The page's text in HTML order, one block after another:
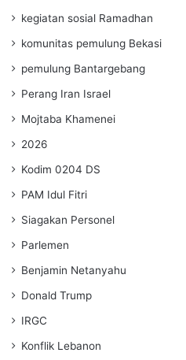
kegiatan sosial Ramadhan
komunitas pemulung Bekasi
pemulung Bantargebang
Perang Iran Israel
Mojtaba Khamenei
2026
Kodim 0204 DS
PAM Idul Fitri
Siagakan Personel
Parlemen
Benjamin Netanyahu
Donald Trump
IRGC
Konflik Lebanon